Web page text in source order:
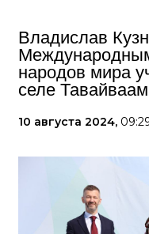
Владислав
народов мира
селе Тавайваам
10 августа 2024,